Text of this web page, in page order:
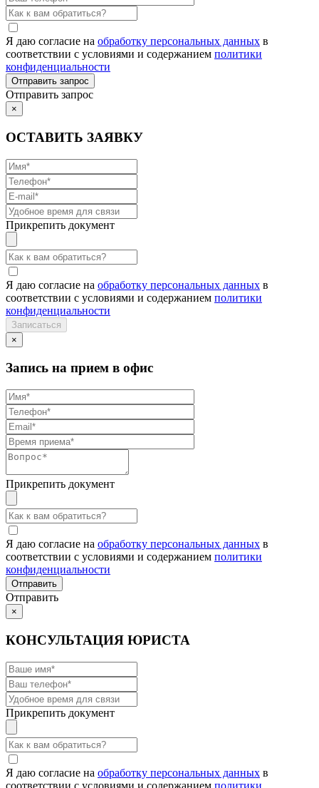
Я даю согласие на обработку персональных данных в
соответствии с условиями и содержанием политики
конфиденциальности
Отправить запрос
×
ОСТАВИТЬ ЗАЯВКУ
Прикрепить документ
Я даю согласие на обработку персональных данных в
соответствии с условиями и содержанием политики
конфиденциальности
×
Запись на прием в офис
Прикрепить документ
Я даю согласие на обработку персональных данных в
соответствии с условиями и содержанием политики
конфиденциальности
Отправить
×
КОНСУЛЬТАЦИЯ ЮРИСТА
Прикрепить документ
Я даю согласие на обработку персональных данных в
соответствии с условиями и содержанием политики